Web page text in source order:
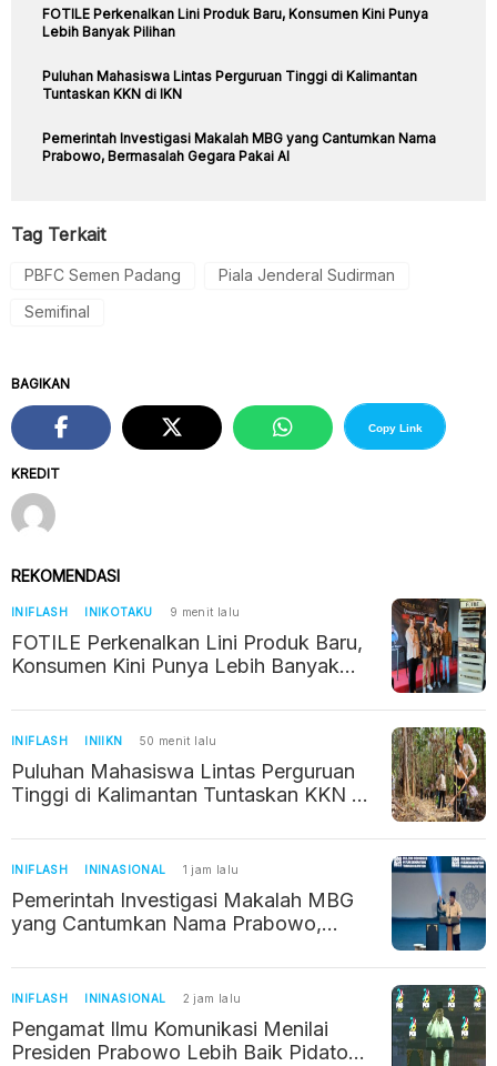
FOTILE Perkenalkan Lini Produk Baru, Konsumen Kini Punya
Lebih Banyak Pilihan
Puluhan Mahasiswa Lintas Perguruan Tinggi di Kalimantan
Tuntaskan KKN di IKN
Pemerintah Investigasi Makalah MBG yang Cantumkan Nama
Prabowo, Bermasalah Gegara Pakai AI
Tag Terkait
PBFC Semen Padang
Piala Jenderal Sudirman
Semifinal
KREDIT
BAGIKAN
Copy Link
REKOMENDASI
INIFLASH INIKOTAKU 9 menit lalu
FOTILE Perkenalkan Lini Produk Baru,
Konsumen Kini Punya Lebih Banyak
INIFLASH INIIKN 50 menit lalu
Puluhan Mahasiswa Lintas Perguruan
Tinggi di Kalimantan Tuntaskan KKN di
INIFLASH ININASIONAL 1 jam lalu
Pemerintah Investigasi Makalah MBG
yang Cantumkan Nama Prabowo,
INIFLASH ININASIONAL 2 jam lalu
Pengamat Ilmu Komunikasi Menilai
Presiden Prabowo Lebih Baik Pidato